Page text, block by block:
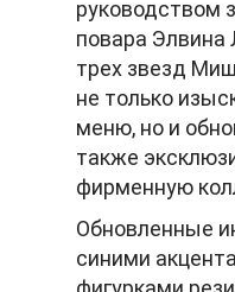
руководством
повара Элвина
трех звезд
не только
меню, но и
также
фирменную
Обновленные
синими